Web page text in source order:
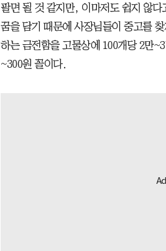
팔면 될 것 같지만, 이마저도 쉽지 않
꿈을 담기 때문에 사장님들이 중고를
하는 금전함을 고물상에 100개당 2만
~300원 꼴이다.